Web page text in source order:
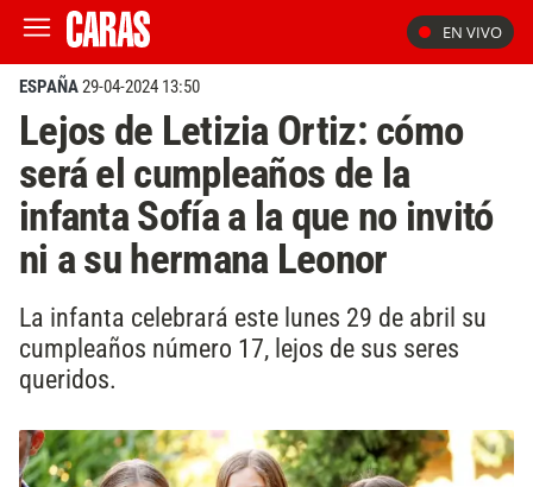
EN VIVO
ESPAÑA29-04-2024 13:50
Lejos de Letizia Ortiz: cómo
será el cumpleaños de la
infanta Sofía a la que no invitó
ni a su hermana Leonor
La infanta celebrará este lunes 29 de abril su
cumpleaños número 17, lejos de sus seres
queridos.